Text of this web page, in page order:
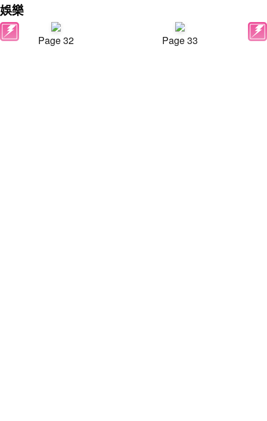
娛樂
Page 32 Page 33